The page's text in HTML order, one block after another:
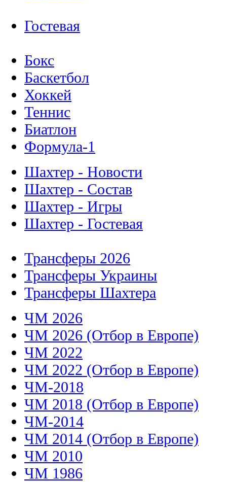
Гостевая
Бокс
Баскетбол
Хоккей
Теннис
Биатлон
Формула-1
Шахтер - Новости
Шахтер - Состав
Шахтер - Игры
Шахтер - Гостевая
Трансферы 2026
Трансферы Украины
Трансферы Шахтера
ЧМ 2026
ЧМ 2026 (Отбор в Европе)
ЧМ 2022
ЧМ 2022 (Отбор в Европе)
ЧМ-2018
ЧМ 2018 (Отбор в Европе)
ЧМ-2014
ЧМ 2014 (Отбор в Европе)
ЧМ 2010
ЧМ 1986